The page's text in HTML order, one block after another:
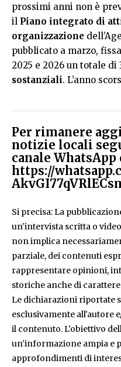
prossimi anni non è
il Piano integrato di
organizzazione
pubblicato a marzo,
2025 e 2026 un totale di
sostanziali. L’anno
Per rimanere
notizie locali
canale
https://
Si precisa: La
un'intervista scritta o
non implica
parziale, dei contenuti
rappresentare opinioni,
storiche anche di
Le dichiarazioni riportate
esclusivamente all'autore
il contenuto. L'obiettivo
un'informazione ampia e
approfondimenti di